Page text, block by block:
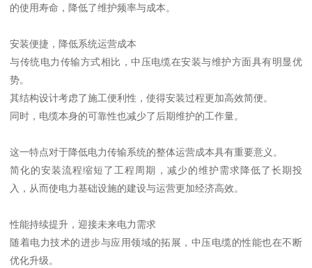
的使用寿命，降低了维护频率与成本。
安装便捷，降低系统运营成本
与传统电力传输方式相比，中压电缆在安装与维护方面具有明显优
势。
其结构设计考虑了施工便利性，使得安装过程更加高效简便。
同时，电缆本身的可靠性也减少了后期维护的工作量。
这一特点对于降低电力传输系统的整体运营成本具有重要意义。
简化的安装流程缩短了工程周期，减少的维护需求降低了长期投
入，从而使电力基础设施的建设与运营更加经济高效。
性能持续提升，迎接未来电力需求
随着电力技术的进步与应用领域的拓展，中压电缆的性能也在不断
优化升级。